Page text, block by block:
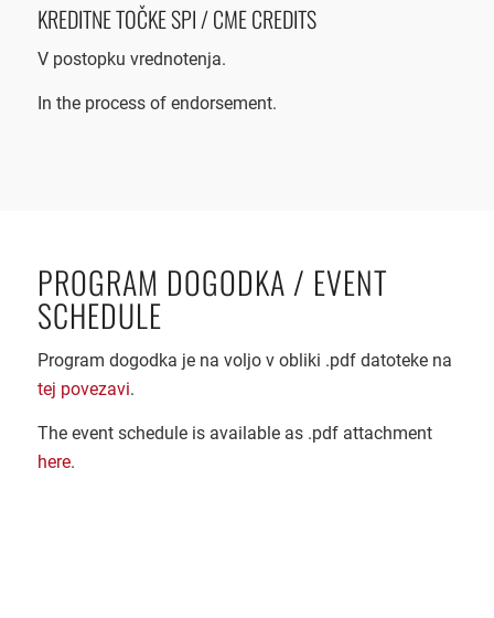
KREDITNE TOČKE SPI / CME CREDITS
V postopku vrednotenja.
In the process of endorsement.
PROGRAM DOGODKA / EVENT
SCHEDULE
Program dogodka je na voljo v obliki .pdf datoteke na
tej povezavi.
The event schedule is available as .pdf attachment
here.